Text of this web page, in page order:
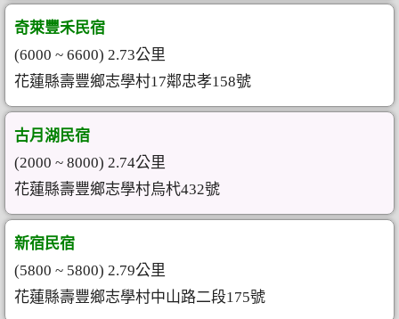
奇萊豐禾民宿
(6000 ~ 6600) 2.73公里
花蓮縣壽豐鄉志學村17鄰忠孝158號
古月湖民宿
(2000 ~ 8000) 2.74公里
花蓮縣壽豐鄉志學村烏杙432號
新宿民宿
(5800 ~ 5800) 2.79公里
花蓮縣壽豐鄉志學村中山路二段175號